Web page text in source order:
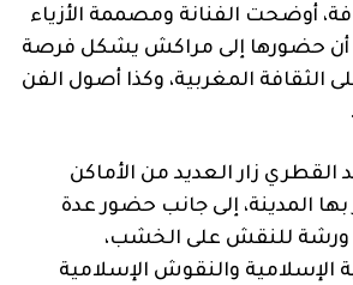
أوضحت الفنانة ومصممة الأزياء
أن حضورها إلى مراكش يشكل فرصة
الثقافة المغربية، وكذا أصول الفن
القطري زار العديد من الأماكن
بها المدينة، إلى جانب حضور عدة
ورشة للنقش على الخشب،
الإسلامية والنقوش الإسلامية